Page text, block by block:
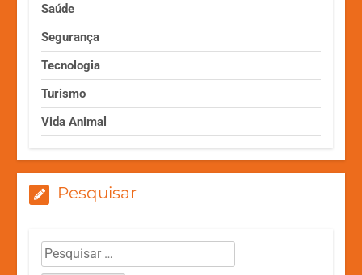
Saúde
Segurança
Tecnologia
Turismo
Vida Animal
Pesquisar